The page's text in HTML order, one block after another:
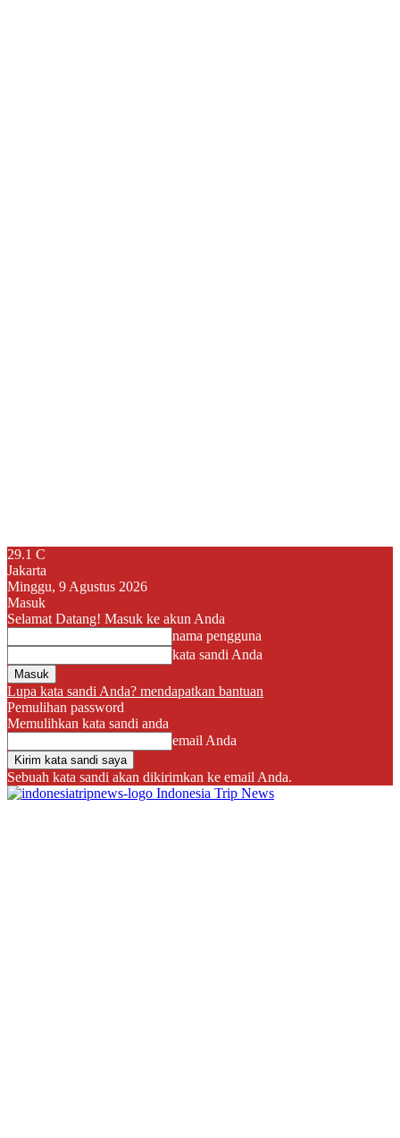
29.1 C
Jakarta
Minggu, 9 Agustus 2026
Masuk
Selamat Datang! Masuk ke akun Anda
nama pengguna
kata sandi Anda
Lupa kata sandi Anda? mendapatkan bantuan
Pemulihan password
Memulihkan kata sandi anda
email Anda
Sebuah kata sandi akan dikirimkan ke email Anda.
Indonesia Trip News